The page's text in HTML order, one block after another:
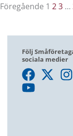
Föregående 1 23 …
Följ
sociala medier